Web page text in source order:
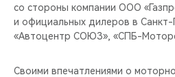
со стороны компании ООО
и официальных дилеров в Санкт-
«Автоцентр СОЮЗ», «СПБ-
Своими впечатлениями о